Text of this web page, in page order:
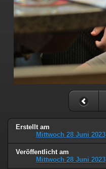
Erstellt am
Mittwoch 28 Juni 2023
Veröffentlicht am
Mittwoch 28 Juni 2023